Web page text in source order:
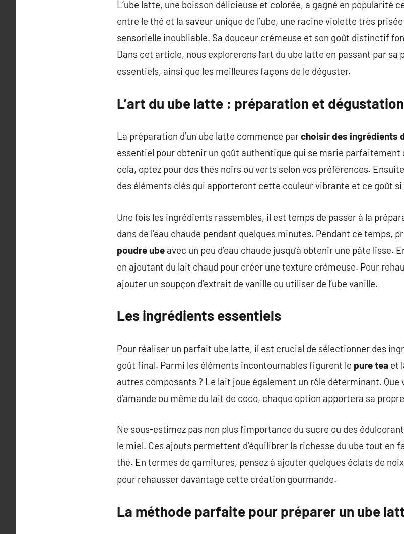
L’ube latte, une boisson délicieuse et colorée, a gagné en popularité
entre le thé et la saveur unique de l’ube, une racine violette très
sensorielle inoubliable. Sa douceur crémeuse et son goût distinctif
Dans cet article, nous explorerons l’art du ube latte en passant par
essentiels, ainsi que les meilleures façons de le déguster.
L’art du ube latte : préparation et dégustation
La préparation d’un ube latte commence parchoisir des ingrédients
essentiel pour obtenir un goût authentique qui se marie parfaitement
cela, optez pour des thés noirs ou verts selon vos préférences.
des éléments clés qui apporteront cette couleur vibrante et ce goût
Une fois les ingrédients rassemblés, il est temps de passer à la
dans de l’eau chaude pendant quelques minutes. Pendant ce temps,
poudre ube avec un peu d’eau chaude jusqu’à obtenir une pâte lisse.
en ajoutant du lait chaud pour créer une texture crémeuse. Pour
ajouter un soupçon d’extrait de vanille ou utiliser de l’ube vanille.
Les ingrédients essentiels
Pour réaliser un parfait ube latte, il est crucial de sélectionner des
goût final. Parmi les éléments incontournables figurent le pure tea et
autres composants ? Le lait joue également un rôle déterminant.
d’amande ou même du lait de coco, chaque option apportera sa
Ne sous-estimez pas non plus l’importance du sucre ou des
le miel. Ces ajouts permettent d’équilibrer la richesse du ube tout en
thé. En termes de garnitures, pensez à ajouter quelques éclats de
pour rehausser davantage cette création gourmande.
La méthode parfaite pour préparer un ube